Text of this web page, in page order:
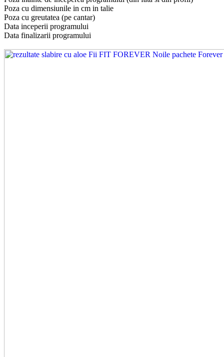
Poza cu dimensiunile in cm in talie
Poza cu greutatea (pe cantar)
Data inceperii programului
Data finalizarii programului